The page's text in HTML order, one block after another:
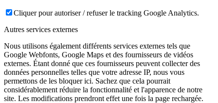
Cliquer pour autoriser / refuser le tracking Google Analytics.
Autres services externes
Nous utilisons également différents services externes tels que
Google Webfonts, Google Maps et des fournisseurs de vidéos
externes. Étant donné que ces fournisseurs peuvent collecter des
données personnelles telles que votre adresse IP, nous vous
permettons de les bloquer ici. Sachez que cela pourrait
considérablement réduire la fonctionnalité et l'apparence de notre
site. Les modifications prendront effet une fois la page rechargée.